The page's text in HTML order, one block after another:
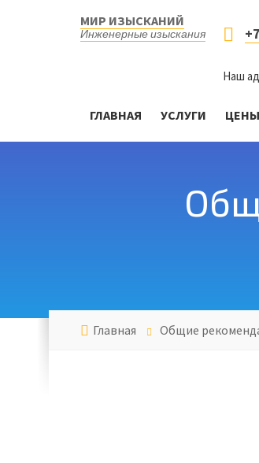
МИР ИЗЫСКАНИЙ
Инженерные изыскания
Наш
ГЛАВНАЯ УСЛУГИ ЦЕНЫ
Главная Общие